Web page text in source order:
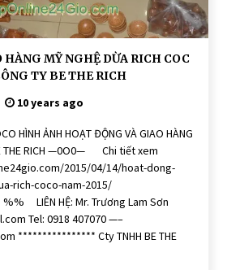
MỸ NGHỆ DỪA RICH COC
TY BE THE RICH
10 years ago
HÌNH ẢNH HOẠT ĐỘNG VÀ GIAO HÀNG
THE RICH —0O0— Chi tiết xem
2015/04/14/hoat-dong-
rich-coco-nam-2015/
LIÊN HỆ: Mr. Trương Lam Sơn
Tel: 0918 407070 —–
**************** Cty TNHH BE THE